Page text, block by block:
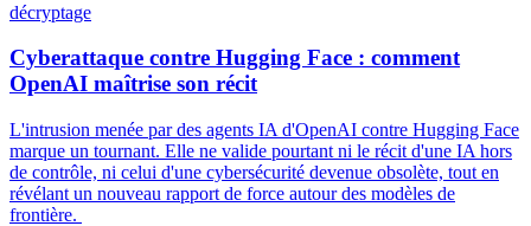
décryptage
Cyberattaque contre Hugging Face : comment
OpenAI maîtrise son récit
L'intrusion menée par des agents IA d'OpenAI contre Hugging Face
marque un tournant. Elle ne valide pourtant ni le récit d'une IA hors
de contrôle, ni celui d'une cybersécurité devenue obsolète, tout en
révélant un nouveau rapport de force autour des modèles de
frontière.